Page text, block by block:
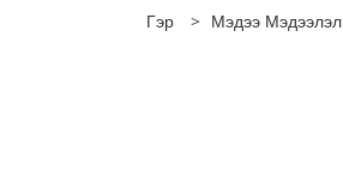
Гэр > Мэдээ Мэдээлэл